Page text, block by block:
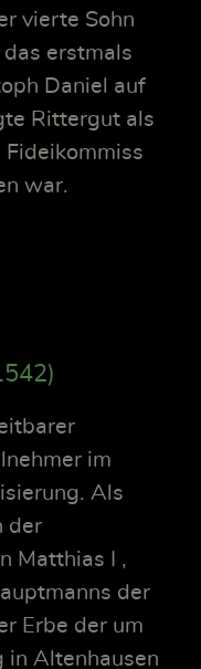
vierte Sohn
erstmals
Daniel auf
Rittergut als
Fideikommiss
war.
im
Als
der
Matthias I ,
der
Erbe der um
in Altenhausen